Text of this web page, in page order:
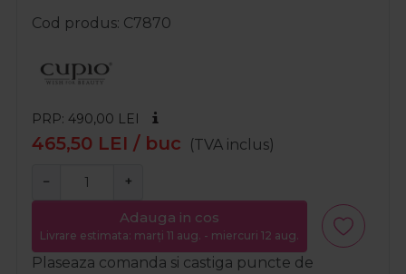
Cod produs C7870
PRP: 490,00 LEI
465,50 LEI / buc (TVA inclus)
− +
Adauga in cos
Livrare estimata: marți 11 aug. - miercuri 12 aug.
Plaseaza comanda si castiga puncte de